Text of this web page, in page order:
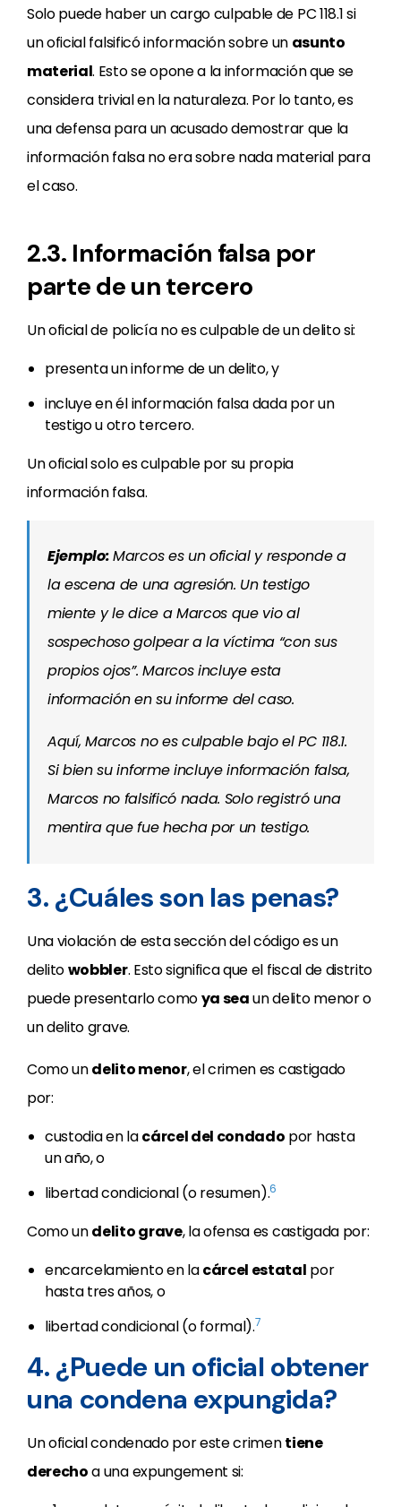
Solo puede haber un cargo culpable de PC 118.1 si
un oficial falsificó información sobre un asunto
material. Esto se opone a la información que se
considera trivial en la naturaleza. Por lo tanto, es
una defensa para un acusado demostrar que la
información falsa no era sobre nada material para
el caso.
2.3. Información falsa por
parte de un tercero
Un oficial de policía no es culpable de un delito si:
presenta un informe de un delito, y
incluye en él información falsa dada por un
testigo u otro tercero.
Un oficial solo es culpable por su propia
información falsa.
Ejemplo:Marcos es un oficial y responde a
la escena de una agresión. Un testigo
miente y le dice a Marcos que vio al
sospechoso golpear a la víctima “con sus
propios ojos”. Marcos incluye esta
información en su informe del caso.
Aquí, Marcos no es culpable bajo el PC 118.1.
Si bien su informe incluye información falsa,
Marcos no falsificó nada. Solo registró una
mentira que fue hecha por un testigo.
3. ¿Cuáles son las penas?
Una violación de esta sección del código es un
delitowobbler. Esto significa que el fiscal de distrito
puede presentarlo comoya seaun delito menor o
un delito grave.
Como undelito menor, el crimen es castigado
por:
custodia en lacárcel del condado por hasta
un año, o
libertad condicional (o resumen).6
Como undelito grave, la ofensa es castigada por:
encarcelamiento en lacárcel estatal por
hasta tres años, o
libertad condicional (o formal).7
4. ¿Puede un oficial obtener
una condena expungida?
Un oficial condenado por este crimentiene
derechoa una expungement si: